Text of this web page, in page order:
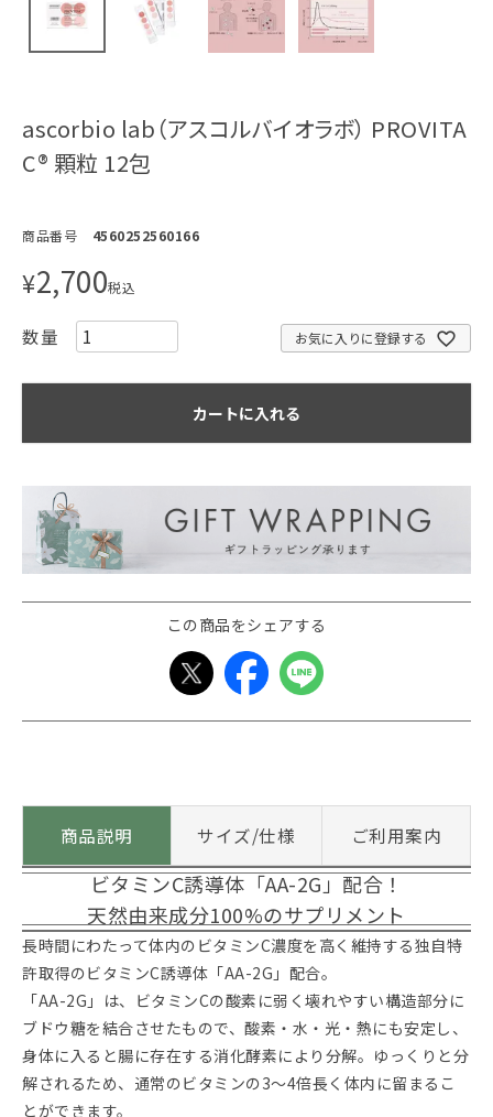
ascorbio lab（アスコルバイオラボ） PROVITA
C® 顆粒 12包
商品番号 4560252560166
¥2,700税込
お気に入りに登録する
カートに入れる
この商品をシェアする
商品説明 サイズ/仕様 ご利用案内
ビタミンC誘導体「AA-2G」配合！
天然由来成分100%のサプリメント
長時間にわたって体内のビタミンC濃度を高く維持する独自特
許取得のビタミンC誘導体「AA-2G」配合。
「AA-2G」は、ビタミンCの酸素に弱く壊れやすい構造部分に
ブドウ糖を結合させたもので、酸素・水・光・熱にも安定し、
身体に入ると腸に存在する消化酵素により分解。ゆっくりと分
解されるため、通常のビタミンの3～4倍長く体内に留まるこ
とができます。